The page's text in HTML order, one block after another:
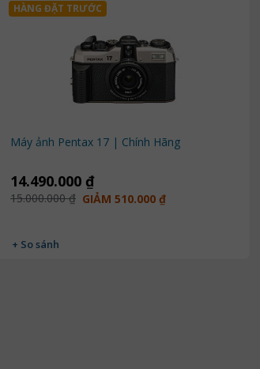
Máy ảnh Pentax 17 | Chính Hãng
14.490.000 ₫
15.000.000 ₫ GIẢM 510.000 ₫
+ So sánh
HÀNG ĐẶT TRƯỚC